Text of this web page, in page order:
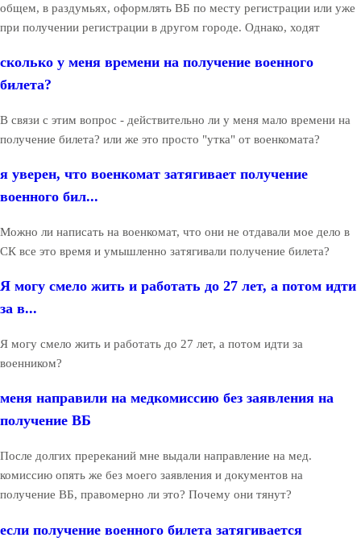
общем, в раздумьях, оформлять ВБ по месту регистрации или уже
при получении регистрации в другом городе. Однако, ходят
сколько у меня времени на получение военного
билета?
В связи с этим вопрос - действительно ли у меня мало времени на
получение билета? или же это просто "утка" от военкомата?
я уверен, что военкомат затягивает получение
военного бил...
Можно ли написать на военкомат, что они не отдавали мое дело в
СК все это время и умышленно затягивали получение билета?
Я могу смело жить и работать до 27 лет, а потом идти
за в...
Я могу смело жить и работать до 27 лет, а потом идти за
военником?
меня направили на медкомиссию без заявления на
получение ВБ
После долгих пререканий мне выдали направление на мед.
комиссию опять же без моего заявления и документов на
получение ВБ, правомерно ли это? Почему они тянут?
если получение военного билета затягивается